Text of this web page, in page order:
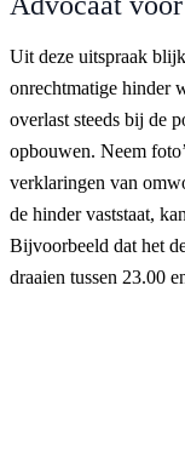
Uit deze uitspraak
onrechtmatige hinder
overlast steeds bij de
opbouwen. Neem
verklaringen van
de hinder vaststaat,
Bijvoorbeeld dat het
draaien tussen 23.00